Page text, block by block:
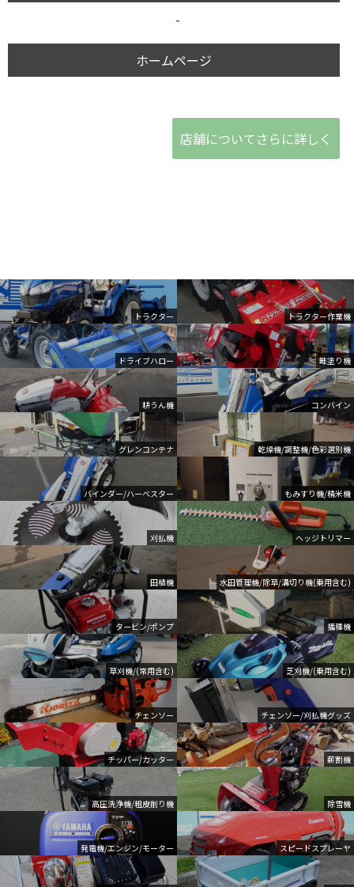
トラクター トラクター作業機
ドライブハロー 畦塗り機
耕うん機 コンバイン
グレンコンテナ 乾燥機/調整機/色彩選別機
バインダー/ハーベスター もみすり機/精米機
刈払機 ヘッジトリマー
田植機 水田管理機/除草/溝切り機(乗用含む)
タービン/ポンプ 播種機
草刈機/(常用含む) 芝刈機/(乗用含む)
チェンソー チェンソー/刈払機グッズ
チッパー/カッター 薪割機
高圧洗浄機/粗皮削り機 除雪機
発電機/エンジン/モーター スピードスプレーヤ
-
ホームページ
店舗についてさらに詳しく